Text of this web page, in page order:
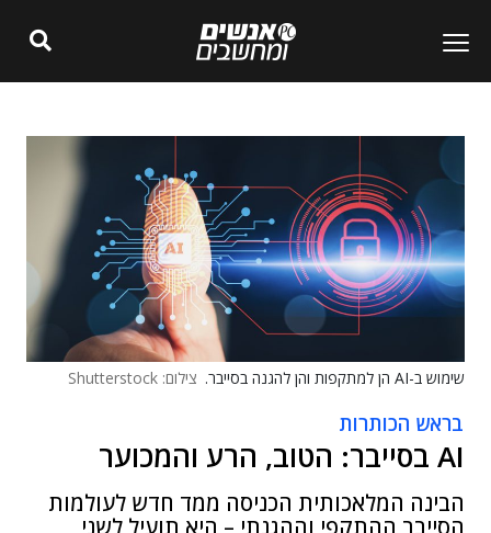
שימוש ב-AI הן למתקפות והן להגנה בסייבר. צילום: Shutterstock
בראש הכותרות
AI בסייבר: הטוב, הרע והמכוער
הבינה המלאכותית הכניסה ממד חדש לעולמות